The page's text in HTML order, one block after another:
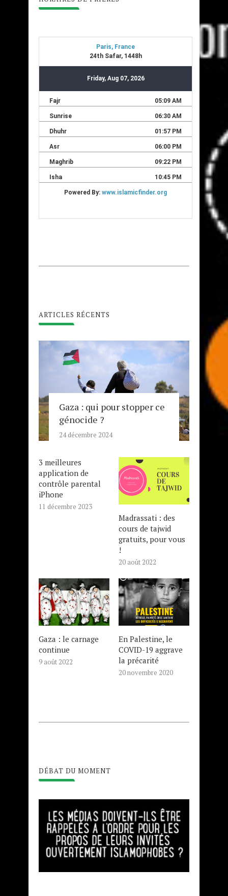
ARTICLES RÉCENTS
Gaza : qui pour stopper ce
génocide ?
24 décembre 2024
3 meilleures
application de
contrôle parental
iPhone
11 décembre 2023
Madrassati : des
cours de tajwid
gratuits, pour vous
!
20 août 2022
Gaza : le carnage
continue
9 août 2022
En Palestine, le
COVID-19 aggrave
la précarité
20 novembre 2020
DÉBAT DU MOMENT